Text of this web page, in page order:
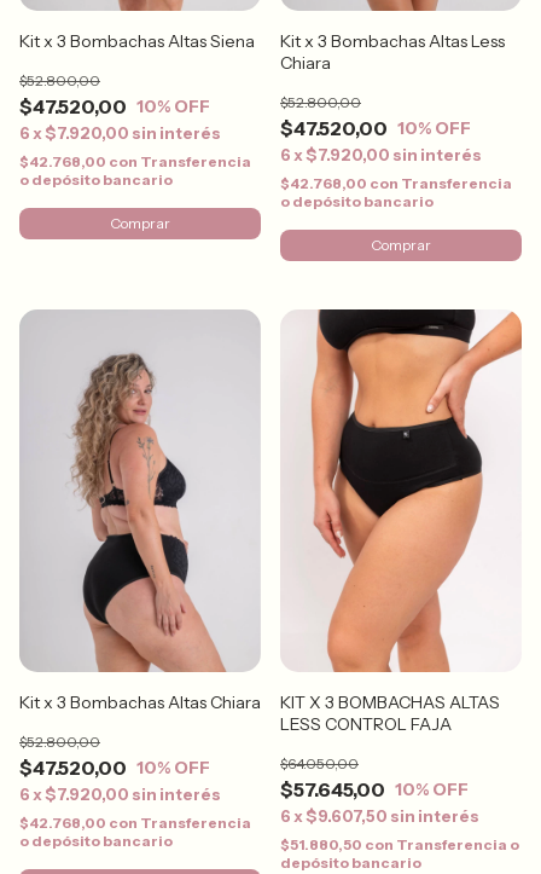
Kit x 3 Bombachas Altas Siena
$47.520,00
$52.800,00
10% OFF
6 x$7.920,00 sin interés
$42.768,00 con Transferencia
o depósito bancario
Comprar
Kit x 3 Bombachas Altas Less
Chiara
$47.520,00
$52.800,00
10% OFF
6 x$7.920,00 sin interés
$42.768,00 con Transferencia
o depósito bancario
Comprar
Kit x 3 Bombachas Altas Chiara
$47.520,00
$52.800,00
10% OFF
6x$7.920,00 sin interés
$42.768,00 con Transferencia
o depósito bancario
KIT X 3 BOMBACHAS ALTAS
LESS CONTROL FAJA
$57.645,00
$64.050,00
10% OFF
6 x$9.607,50 sin interés
$51.880,50 con Transferencia o
depósito bancario